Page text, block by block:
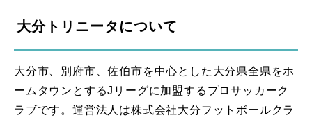
大分トリニータについて
大分市、別府市、佐伯市を中心とした大分県全県をホ
ームタウンとするJリーグに加盟するプロサッカーク
ラブです。運営法人は株式会社大分フットボールクラ